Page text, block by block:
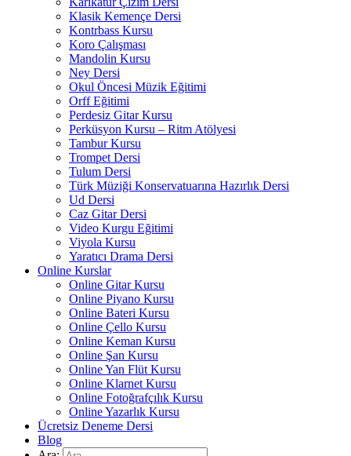
Klasik Kemençe Dersi
Kontrbass Kursu
Koro Çalışması
Mandolin Kursu
Ney Dersi
Okul Öncesi Müzik Eğitimi
Orff Eğitimi
Perdesiz Gitar Kursu
Perküsyon Kursu – Ritm Atölyesi
Tambur Kursu
Trompet Dersi
Tulum Dersi
Türk Müziği Konservatuarına Hazırlık Dersi
Ud Dersi
Caz Gitar Dersi
Video Kurgu Eğitimi
Viyola Kursu
Yaratıcı Drama Dersi
Online Kurslar
Online Gitar Kursu
Online Piyano Kursu
Online Bateri Kursu
Online Çello Kursu
Online Keman Kursu
Online Şan Kursu
Online Yan Flüt Kursu
Online Klarnet Kursu
Online Fotoğrafçılık Kursu
Online Yazarlık Kursu
Ücretsiz Deneme Dersi
Blog